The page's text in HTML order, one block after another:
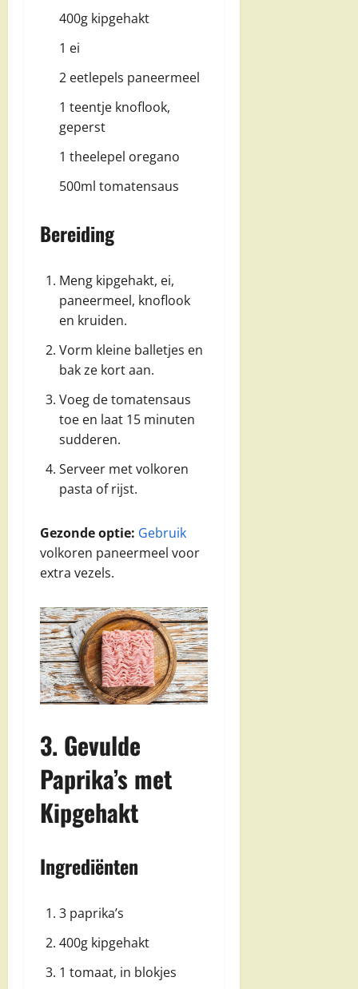
400g kipgehakt
1 ei
2 eetlepels paneermeel
1 teentje knoflook,
geperst
1 theelepel oregano
500ml tomatensaus
Bereiding
Meng kipgehakt, ei,
paneermeel, knoflook
en kruiden.
Vorm kleine balletjes en
bak ze kort aan.
Voeg de tomatensaus
toe en laat 15 minuten
sudderen.
Serveer met volkoren
pasta of rijst.
Gezonde optie: Gebruik
volkoren paneermeel voor
extra vezels.
3. Gevulde
Paprika’s met
Kipgehakt
Ingrediënten
3 paprika’s
400g kipgehakt
1 tomaat, in blokjes